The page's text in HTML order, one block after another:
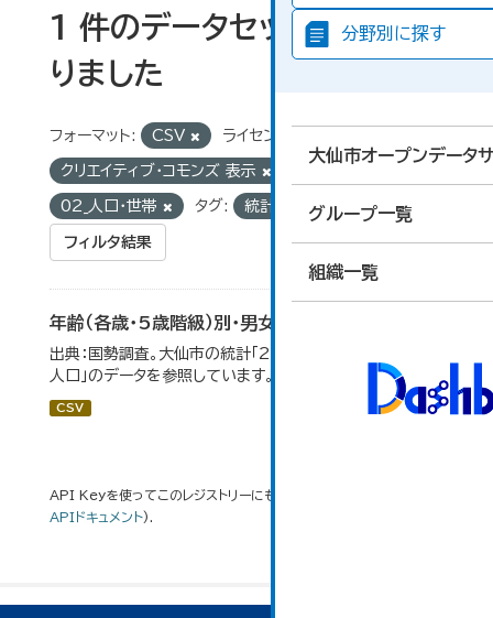
分野別に探す
大仙市オープンデータ
グループ一覧
組織一覧
1 件のデータセットが見つか
りました
フォーマット: CSV ライセンス:
クリエイティブ・コモンズ 表示
02_人口・世帯 タグ: 統計 人口
フィルタ結果
年齢（各歳・5歳階級）別・男女別人口
出典：国勢調査。大仙市の統計「2-1 年齢（各歳）別・男女別
人口」のデータを参照しています。
CSV
API Keyを使ってこのレジストリーにもアクセス可能です
APIドキュメント).